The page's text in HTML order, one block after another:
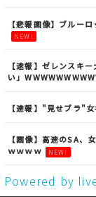
【悲報画像】ブルー
NEW!
【速報】ゼレンスキ
い」
【速報】"見せブラ
【画像】高速のSA、
ｗｗｗｗ
NEW!
Powered by